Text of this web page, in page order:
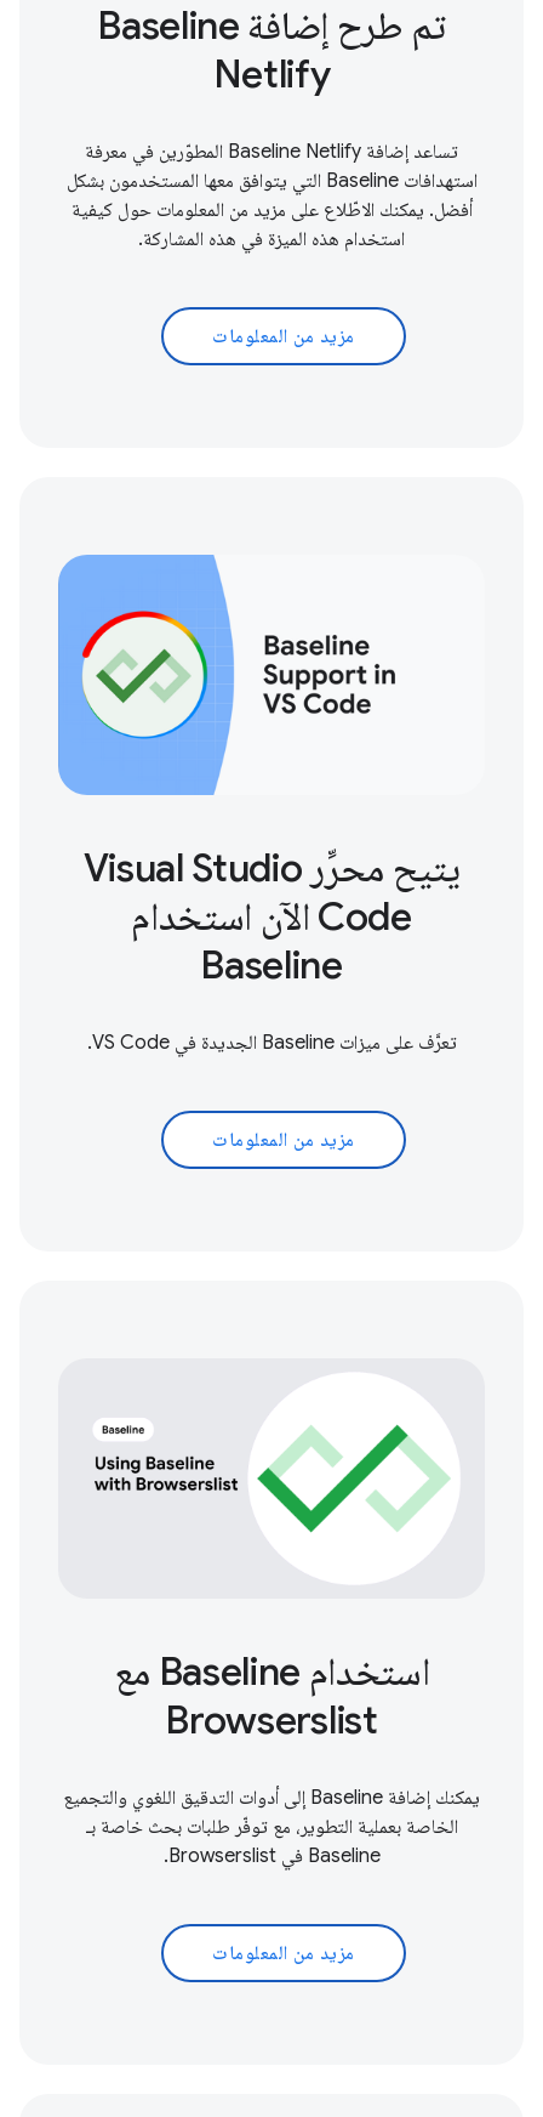
تم طرح إضافة Baseline
Netlify
تساعد إضافة Baseline Netlify المطوّرين في معرفة
استهدافات Baseline التي يتوافق معها المستخدمون بشكل
أفضل. يمكنك الاطّلاع على مزيد من المعلومات حول كيفية
استخدام هذه الميزة في هذه المشاركة.
مزيد من المعلومات
يتيح محرِّر Visual Studio
Code الآن استخدام
Baseline
تعرَّف على ميزات Baseline الجديدة في VS Code.
مزيد من المعلومات
استخدام Baseline مع
Browserslist
يمكنك إضافة Baseline إلى أدوات التدقيق اللغوي والتجميع
الخاصة بعملية التطوير، مع توفّر طلبات بحث خاصة بـ
Baseline في Browserslist.
مزيد من المعلومات